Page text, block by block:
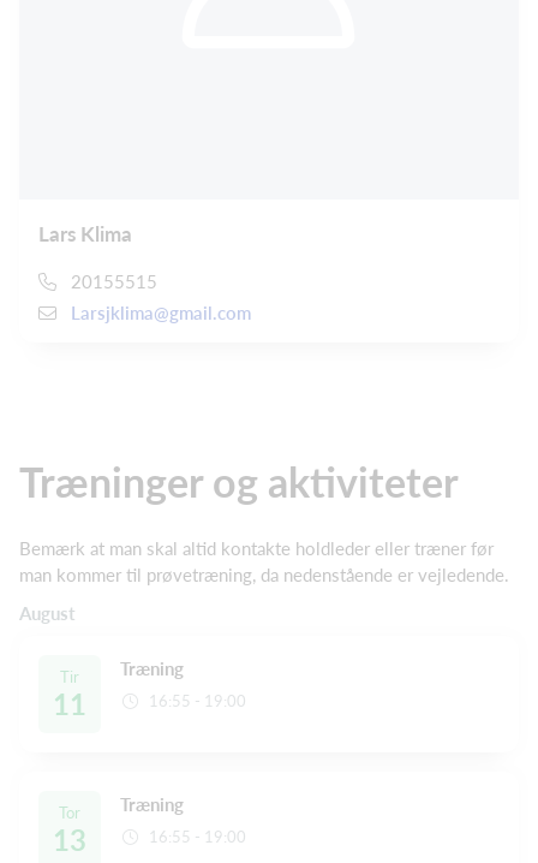
Lars Klima
20155515
Larsjklima@gmail.com
Træninger og aktiviteter
Bemærk at man skal altid kontakte holdleder eller træner før
man kommer til prøvetræning, da nedenstående er vejledende.
August
Tir
11
Træning
16:55 - 19:00
Tor
13
Træning
16:55 - 19:00